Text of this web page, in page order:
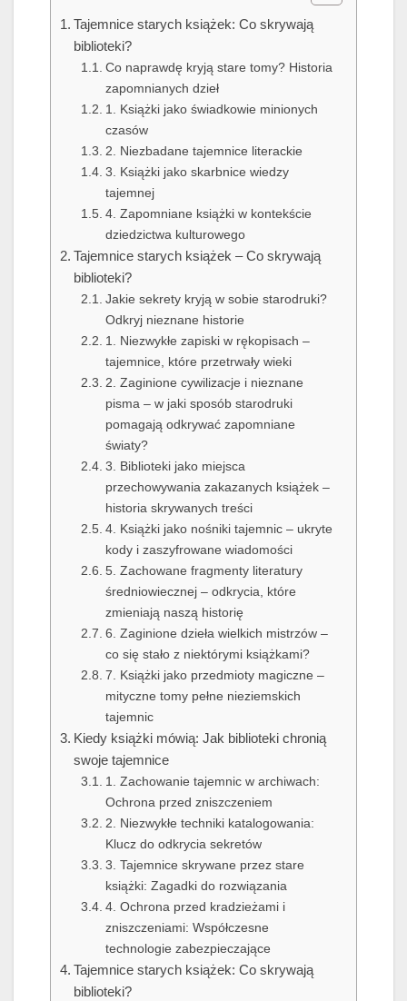
Tajemnice starych książek: Co skrywają
biblioteki?
Co naprawdę kryją stare tomy? Historia
zapomnianych dzieł
1. Książki jako świadkowie minionych
czasów
2. Niezbadane tajemnice literackie
3. Książki jako skarbnice wiedzy
tajemnej
4. Zapomniane książki w kontekście
dziedzictwa kulturowego
Tajemnice starych książek – Co skrywają
biblioteki?
Jakie sekrety kryją w sobie starodruki?
Odkryj nieznane historie
1. Niezwykłe zapiski w rękopisach –
tajemnice, które przetrwały wieki
2. Zaginione cywilizacje i nieznane
pisma – w jaki sposób starodruki
pomagają odkrywać zapomniane
światy?
3. Biblioteki jako miejsca
przechowywania zakazanych książek –
historia skrywanych treści
4. Książki jako nośniki tajemnic – ukryte
kody i zaszyfrowane wiadomości
5. Zachowane fragmenty literatury
średniowiecznej – odkrycia, które
zmieniają naszą historię
6. Zaginione dzieła wielkich mistrzów –
co się stało z niektórymi książkami?
7. Książki jako przedmioty magiczne –
mityczne tomy pełne nieziemskich
tajemnic
Kiedy książki mówią: Jak biblioteki chronią
swoje tajemnice
1. Zachowanie tajemnic w archiwach:
Ochrona przed zniszczeniem
2. Niezwykłe techniki katalogowania:
Klucz do odkrycia sekretów
3. Tajemnice skrywane przez stare
książki: Zagadki do rozwiązania
4. Ochrona przed kradzieżami i
zniszczeniami: Współczesne
technologie zabezpieczające
Tajemnice starych książek: Co skrywają
biblioteki?